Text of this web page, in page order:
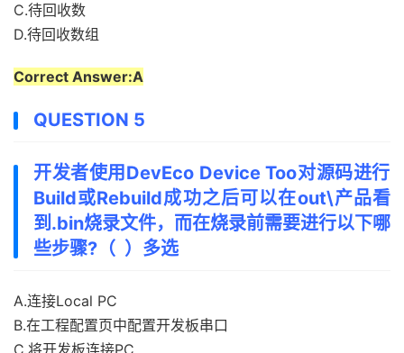
C.待回收数
D.待回收数组
Correct Answer:A
QUESTION 5
开发者使用DevEco Device Too对源码进行
Build或Rebuild成功之后可以在out\产品看
到.bin烧录文件，而在烧录前需要进行以下哪
些步骤?（ ）多选
A.连接Local PC
B.在工程配置页中配置开发板串口
C.将开发板连接PC